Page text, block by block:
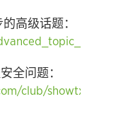
高级话题：
全问题：
club/showtxt.asp?